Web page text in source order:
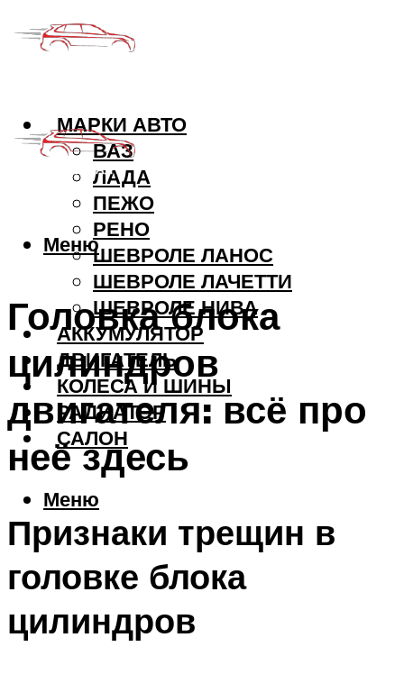
МАРКИ АВТО
ВАЗ
ЛАДА
ПЕЖО
РЕНО
ШЕВРОЛЕ ЛАНОС
ШЕВРОЛЕ ЛАЧЕТТИ
ШЕВРОЛЕ НИВА
АККУМУЛЯТОР
ДВИГАТЕЛЬ
КОЛЕСА И ШИНЫ
РАДИАТОР
САЛОН
Меню
Меню
Головка блока
цилиндров
двигателя: всё про
неё здесь
Признаки трещин в
головке блока
цилиндров